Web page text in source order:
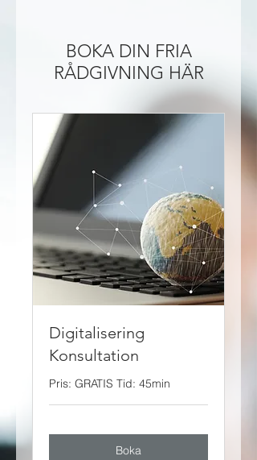
BOKA DIN FRIA
RÅDGIVNING HÄR
Digitalisering
Konsultation
Pris: GRATIS Tid: 45min
Boka